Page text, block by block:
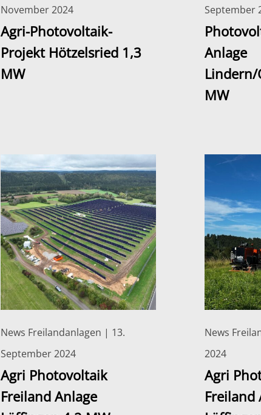
November 2024
Agri-Photovoltaik-
Projekt Hötzelsried 1,3
MW
September
Anlage
MW
News Freilandanlagen | 13.
September 2024
Agri Photovoltaik
Freiland Anlage
News
2024
Agri
Freiland